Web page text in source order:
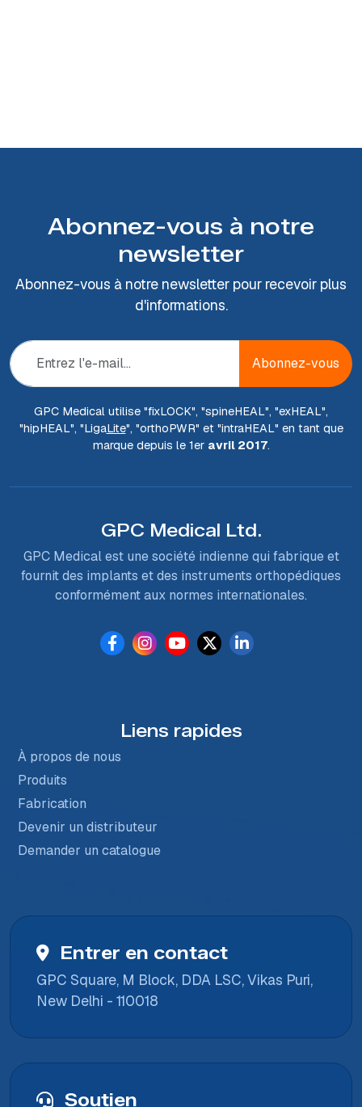
Abonnez-vous à notre
newsletter
Abonnez-vous à notre newsletter pour recevoir plus
d'informations.
Abonnez-vous
GPC Medical utilise "fixLOCK", "spineHEAL", "exHEAL",
"hipHEAL", "LigaLite", "orthoPWR" et "intraHEAL" en tant que
marque depuis le 1er avril 2017.
GPC Medical Ltd.
GPC Medical est une société indienne qui fabrique et
fournit des implants et des instruments orthopédiques
conformément aux normes internationales.
Liens rapides
À propos de nous
Produits
Fabrication
Devenir un distributeur
Demander un catalogue
Entrer en contact
GPC Square, M Block, DDA LSC, Vikas Puri,
New Delhi - 110018
Soutien